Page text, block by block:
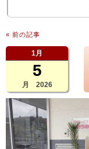
« 前の記事
1月
5
月 2026